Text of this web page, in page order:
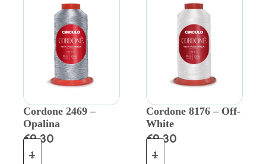
Cordone 2469 –
Opalina
€9.30
Cordone 8176 – Off-
White
€9.30